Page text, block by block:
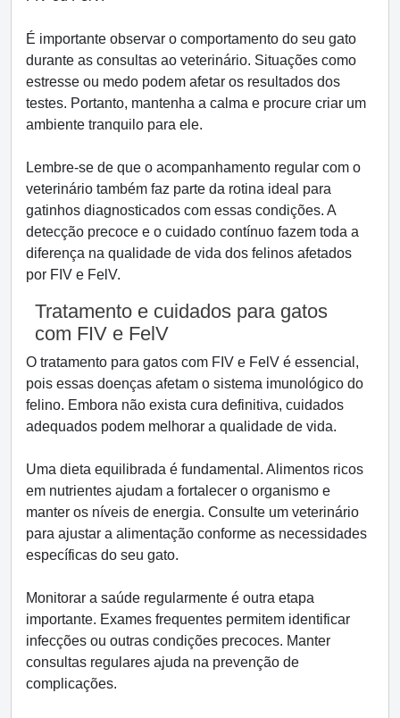
É importante observar o comportamento do seu gato
durante as consultas ao veterinário. Situações como
estresse ou medo podem afetar os resultados dos
testes. Portanto, mantenha a calma e procure criar um
ambiente tranquilo para ele.
Lembre-se de que o acompanhamento regular com o
veterinário também faz parte da rotina ideal para
gatinhos diagnosticados com essas condições. A
detecção precoce e o cuidado contínuo fazem toda a
diferença na qualidade de vida dos felinos afetados
por FIV e FelV.
Tratamento e cuidados para gatos
com FIV e FelV
O tratamento para gatos com FIV e FelV é essencial,
pois essas doenças afetam o sistema imunológico do
felino. Embora não exista cura definitiva, cuidados
adequados podem melhorar a qualidade de vida.
Uma dieta equilibrada é fundamental. Alimentos ricos
em nutrientes ajudam a fortalecer o organismo e
manter os níveis de energia. Consulte um veterinário
para ajustar a alimentação conforme as necessidades
específicas do seu gato.
Monitorar a saúde regularmente é outra etapa
importante. Exames frequentes permitem identificar
infecções ou outras condições precoces. Manter
consultas regulares ajuda na prevenção de
complicações.